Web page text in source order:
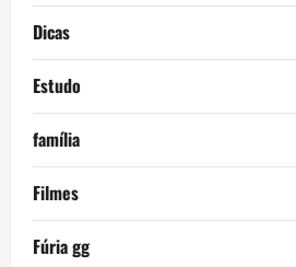
Dicas
Estudo
família
Filmes
Fúria gg